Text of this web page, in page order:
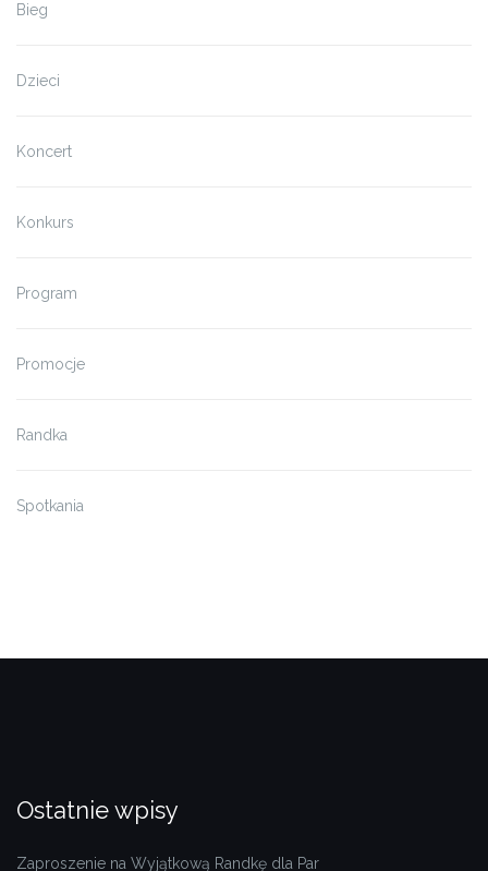
Bieg
Dzieci
Koncert
Konkurs
Program
Promocje
Randka
Spotkania
Ostatnie wpisy
Zaproszenie na Wyjątkową Randkę dla Par